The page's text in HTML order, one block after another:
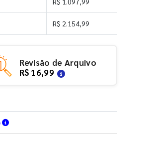
R$ 2.154,99
Revisão de Arquivo
R$ 16,99
Verifique as condições de entrega